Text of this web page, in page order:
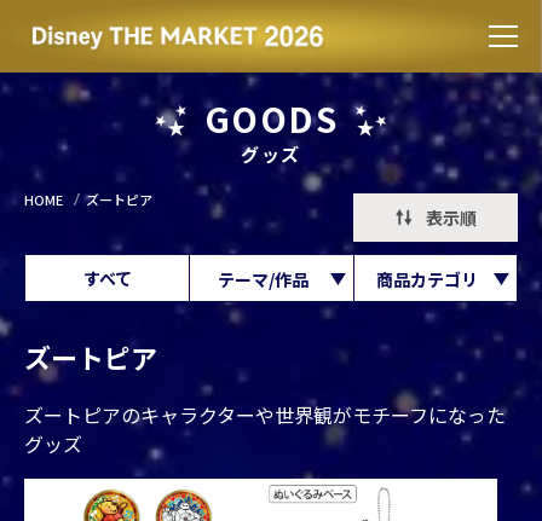
GOODS
グッズ
HOME ズートピア
表示順
すべて テーマ/作品 商品カテゴリ
ズートピア
ズートピアのキャラクターや世界観がモチーフになった
グッズ